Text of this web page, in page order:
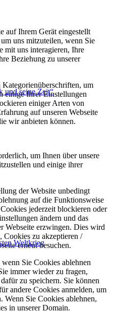
und seine Zeit“
Weltkrieg
auf Ihrem Gerät eingestellt
uns mitzuteilen, wenn Sie
mit uns interagieren, Ihre
Beziehung zu unserer
um
einige Ihrer Einstellungen
einiger Arten von
auf unseren Webseite
wir anbieten können.
um Ihnen über unsere
und einige ihrer
der Website unbedingt
auf die Funktionsweise
jederzeit blockieren oder
ändern und das
Webseite erzwingen. Dies wird
Cookies zu akzeptieren /
erneut besuchen.
Sie Cookies ablehnen
immer wieder zu fragen,
zu speichern. Sie können
andere Cookies anmelden, um
Wenn Sie Cookies ablehnen,
in unserer Domain.